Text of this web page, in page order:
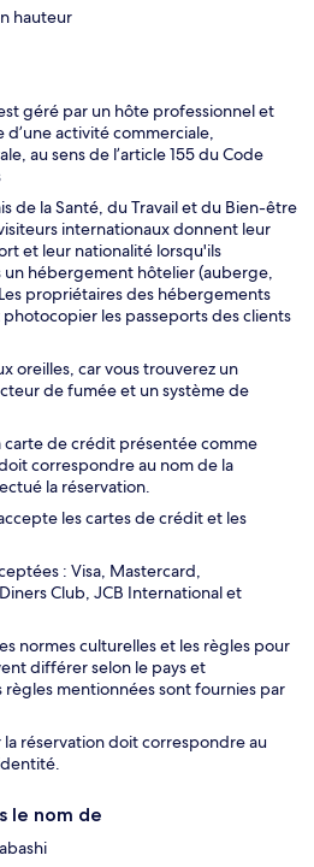
hauteur
géré par un hôte professionnel et
d’une activité commerciale,
au sens de l’article 155 du Code
de la Santé, du Travail et du Bien-être
internationaux donnent leur
et leur nationalité lorsqu'ils
hébergement hôtelier (auberge,
propriétaires des hébergements
les passeports des clients
oreilles, car vous trouverez un
de fumée et un système de
carte de crédit présentée comme
correspondre au nom de la
la réservation.
les cartes de crédit et les
: Visa, Mastercard,
Club, JCB International et
normes culturelles et les règles pour
différer selon le pays et
mentionnées sont fournies par
la réservation doit correspondre au
le nom de